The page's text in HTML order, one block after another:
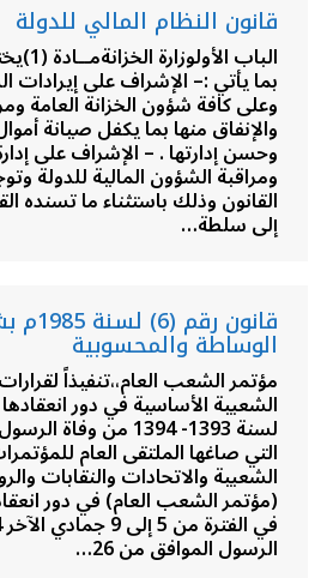
قانون النظام المالي للدولة
الباب
بما يأتي :– الإشراف على إيرادات
وعلى كافة شؤون الخزانة العامة
والإنفاق منها بما يكفل صيانة
وحسن إدارتها . – الإشراف على
ومراقبة الشؤون المالية للدولة
القانون وذلك باستثناء ما تسنده
إلى سلطة…
قانون
الوساطة والمحسوبية
مؤتمر الشعب العام،،تنفيذاً
الشعبية الأساسية في دور
التي صاغها الملتقى العام
الشعبية والاتحادات والنقابات
(مؤتمر الشعب العام) في دور
الرسول الموافق من 26…